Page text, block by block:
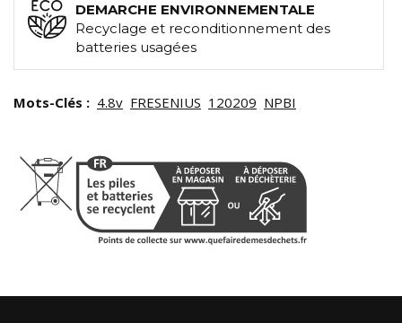
DEMARCHE ENVIRONNEMENTALE
Recyclage et reconditionnement des
batteries usagées
Mots-Clés : 4.8v FRESENIUS 120209 NPBI